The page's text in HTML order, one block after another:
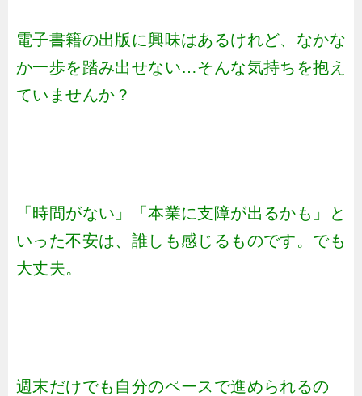
電子書籍の出版に興味はあるけれど、なかな
か一歩を踏み出せない…そんな気持ちを抱え
ていませんか？
「時間がない」「本業に支障が出るかも」と
いった不安は、誰しも感じるものです。でも
大丈夫。
週末だけでも自分のペースで進められるの